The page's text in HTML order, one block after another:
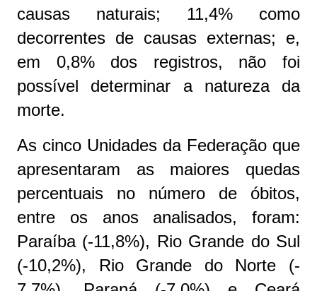
causas naturais; 11,4% como
decorrentes de causas externas; e,
em 0,8% dos registros, não foi
possível determinar a natureza da
morte.
As cinco Unidades da Federação que
apresentaram as maiores quedas
percentuais no número de óbitos,
entre os anos analisados, foram:
Paraíba (-11,8%), Rio Grande do Sul
(-10,2%), Rio Grande do Norte (-